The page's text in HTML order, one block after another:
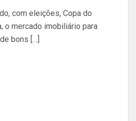
com eleições, Copa do
o mercado imobiliário para
bons […]